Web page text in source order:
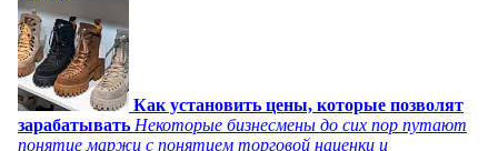
Как установить цены, которые позволят
зарабатывать Некоторые бизнесмены до сих пор путают
понятие маржи с понятием торговой наценки и